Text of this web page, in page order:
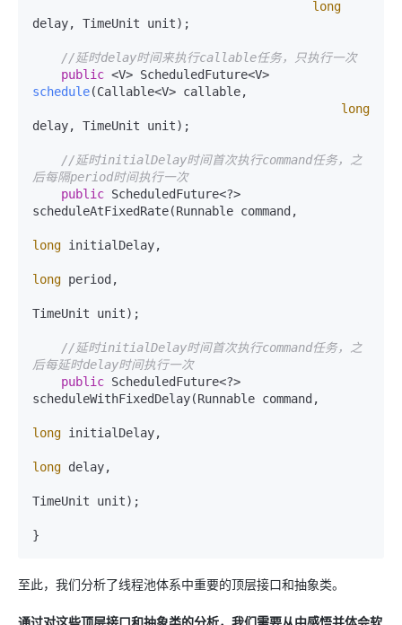
long
delay, TimeUnit unit);
//延时delay时间来执行callable任务，只执行一次
public
schedule(Callable<V> callable,
long
delay, TimeUnit unit) ;
//延时initialDelay时间首次执行command任务，之
后每隔period时间执行一次
public ScheduledFuture<?>
scheduleAtFixedRate(Runnable command,
long initialDelay,
long period,
TimeUnit unit);
//延时initialDelay时间首次执行command任务，之
后每延时delay时间执行一次
public ScheduledFuture<?>
scheduleWithFixedDelay(Runnable command,
long initialDelay,
long delay,
TimeUnit unit);
}
至此，我们分析了线程池体系中重要的顶层接口和抽象类。
通过对这些顶层接口和抽象类的分析，我们需要从中感悟并体会软